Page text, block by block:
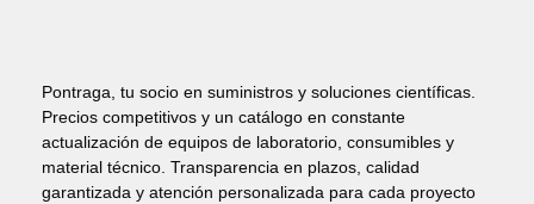
Pontraga, tu socio en suministros y soluciones científicas.
Precios competitivos y un catálogo en constante
actualización de equipos de laboratorio, consumibles y
material técnico. Transparencia en plazos, calidad
garantizada y atención personalizada para cada proyecto